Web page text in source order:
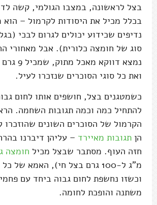
בצל לראשונה, במצבו הגולמי, קשה
בכלל מכיל את היסודות לקרמול – הוא
נדיפים שכידוע יכולים לגרום לבכי
סוג של חומצה כלורית). אבל מאחורי
נמצא
ואת כל סוגי הסוכרים שנזכרו לעיל.
כשמטגנים בצל, חושפים אותו לחום
להתחיל כמה וכמה תגובות השחמה.
הקרמול של הסוכרים השונים שהוזכרו
הן תגובות מאיירד – עליהן דיברנו
חזה העוף. מסתבר שבצל מכיל חומצה
מ”ג ל-100 גרם בצל חי), האמא
וכשזו נחשפת לחום גבוה ביחד עם
משתנה והופכת לחומה.